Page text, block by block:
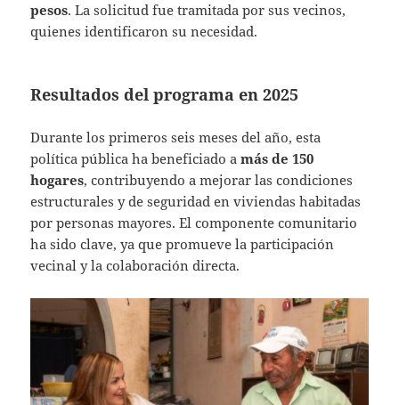
pesos. La solicitud fue tramitada por sus vecinos,
quienes identificaron su necesidad.
Resultados del programa en 2025
Durante los primeros seis meses del año, esta
política pública ha beneficiado amás de 150
hogares, contribuyendo a mejorar las condiciones
estructurales y de seguridad en viviendas habitadas
por personas mayores. El componente comunitario
ha sido clave, ya que promueve la participación
vecinal y la colaboración directa.